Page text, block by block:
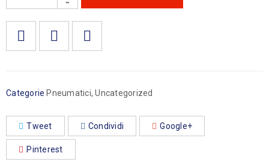
Categorie Pneumatici,Uncategorized
Tweet Condividi Google+
Pinterest